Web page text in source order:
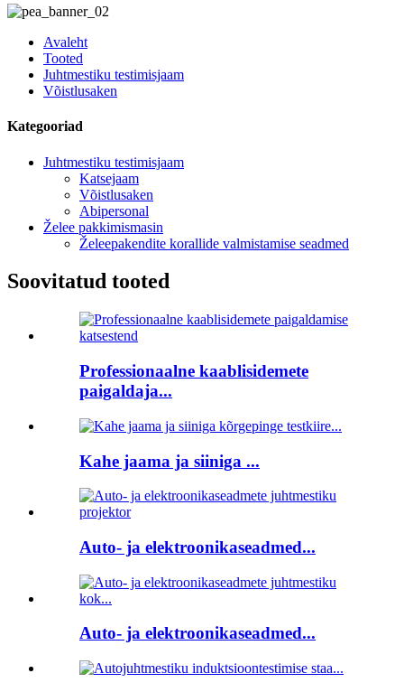
Avaleht
Tooted
Juhtmestiku testimisjaam
Võistlusaken
Kategooriad
Juhtmestiku testimisjaam
Katsejaam
Võistlusaken
Abipersonal
Želee pakkimismasin
Želeepakendite korallide valmistamise seadmed
Soovitatud tooted
Professionaalne kaablisidemete
paigaldaja...
Kahe jaama ja siiniga ...
Auto- ja elektroonikaseadmed...
Auto- ja elektroonikaseadmed...